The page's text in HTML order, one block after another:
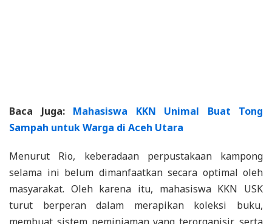
Baca Juga: Mahasiswa KKN Unimal Buat Tong
Sampah untuk Warga di Aceh Utara
Menurut Rio, keberadaan perpustakaan kampong
selama ini belum dimanfaatkan secara optimal oleh
masyarakat. Oleh karena itu, mahasiswa KKN USK
turut berperan dalam merapikan koleksi buku,